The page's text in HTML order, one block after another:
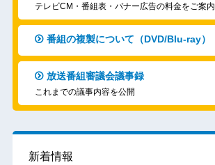
テレビCM・番組表・バナー広告の料金をご案内
番組の複製について（DVD/Blu-ray）
放送番組審議会議事録
これまでの議事内容を公開
新着情報